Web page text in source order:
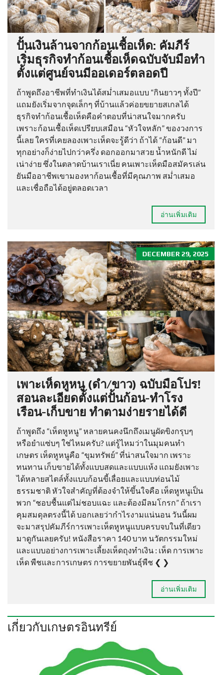
ปั้นเงินล้านจากก้อนเชื้อเห็ด: คัมภีร์
เริ่มธุรกิจทำก้อนเชื้อเห็ดฉบับจับมือทำ
ตั้งแต่ศูนย์จนมีออเดอร์ตลอดปี
ถ้าพูดถึงอาชีพที่ทำเงินได้สม่ำเสมอแบบ “กินยาวๆ ทั้งปี”
แถมยังเริ่มจากจุดเล็กๆ ที่บ้านแล้วค่อยขยายสเกลได้
ธุรกิจทำก้อนเชื้อเห็ดคือคำตอบที่น่าสนใจมากครับ
เพราะก้อนเชื้อเห็ดเปรียบเสมือน “หัวใจหลัก” ของวงการ
นี้เลย ใครที่เคยลองเพาะเห็ดจะรู้ดีว่า ถ้าได้ “ก้อนดี” มา
ทุกอย่างก็ง่ายไปกว่าครึ่ง ดอกออกมาสวย น้ำหนักดี ไม่
เน่าง่าย ซึ่งในตลาดบ้านเราเนี่ย คนเพาะเห็ดมือสมัครเล่น
ยันมืออาชีพเขามองหาก้อนเชื้อที่มีคุณภาพ สม่ำเสมอ
และเชื่อถือได้อยู่ตลอดเวลา
อ่านเพิ่มเติม
DECEMBER 29, 2025
เพาะเห็ดหูหนู (ดำ/ขาว) ฉบับมือโปร!
สอนละเอียดตั้งแต่ปั้นก้อน-ทำโรง
เรือน-เก็บขาย ทำตามง่ายรายได้ดี
ถ้าพูดถึง “เห็ดหูหนู” หลายคนคงนึกถึงเมนูผัดขิงกรุบๆ
หรือยำแซ่บๆ ใช่ไหมครับ? แต่รู้ไหมว่าในมุมคนทำ
เกษตร เห็ดหูหนูคือ “ขุมทรัพย์” ที่น่าสนใจมาก เพราะ
ทนทาน เก็บขายได้ทั้งแบบสดและแบบแห้ง แถมยังเพาะ
ได้หลายสไตล์ทั้งแบบก้อนขี้เลื่อยและแบบท่อนไม้
ธรรมชาติ หัวใจสำคัญที่ต้องจำให้ขึ้นใจคือ เห็ดหูหนูเป็น
พวก “ชอบชื้นแต่ไม่ชอบแฉะ และต้องมีลมโกรก” ถ้าเรา
คุมสมดุลตรงนี้ได้ บอกเลยว่ากำไรงามแน่นอน วันนี้ผม
จะมาสรุปคัมภีร์การเพาะเห็ดหูหนูแบบครบจบในที่เดียว
มาดูกันเลยครับ! หนังสือราคา 140 บาท นวัตกรรมใหม่
และแบบอย่างการเพาะเลี้ยงเห็ดถุงทำเงิน : เห็ด การเพาะ
เห็ด พืชและการเกษตร การขยายพันธุ์พืช ❮ ❯
อ่านเพิ่มเติม
เกี่ยวกับเกษตรอินทรีย์